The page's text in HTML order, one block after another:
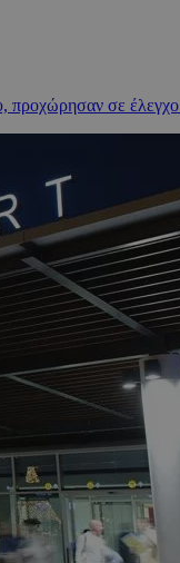
προχώρησαν σε